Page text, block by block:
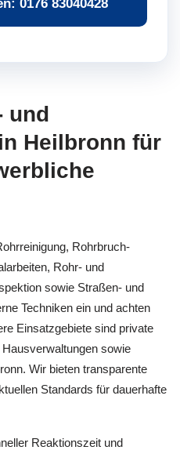
0176 83040428
und
Heilbronn für
Rohrbruch-
Rohr- und
sowie Straßen- und
Techniken ein und achten
Einsatzgebiete sind private
sowie
Wir bieten transparente
Standards für dauerhafte
Reaktionszeit und